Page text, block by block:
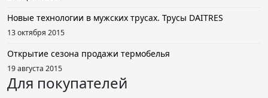
Новые технологии в мужских трусах. Трусы DAITRES
13 октября 2015
Открытие сезона продажи термобелья
19 августа 2015
Для покупателей